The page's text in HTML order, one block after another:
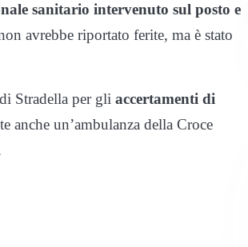
sanitario intervenuto sul posto e
avrebbe riportato ferite, ma è stato
Stradella per gli accertamenti di
anche un’ambulanza della Croce